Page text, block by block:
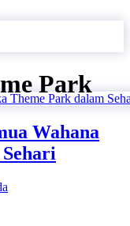
Park
Wahana